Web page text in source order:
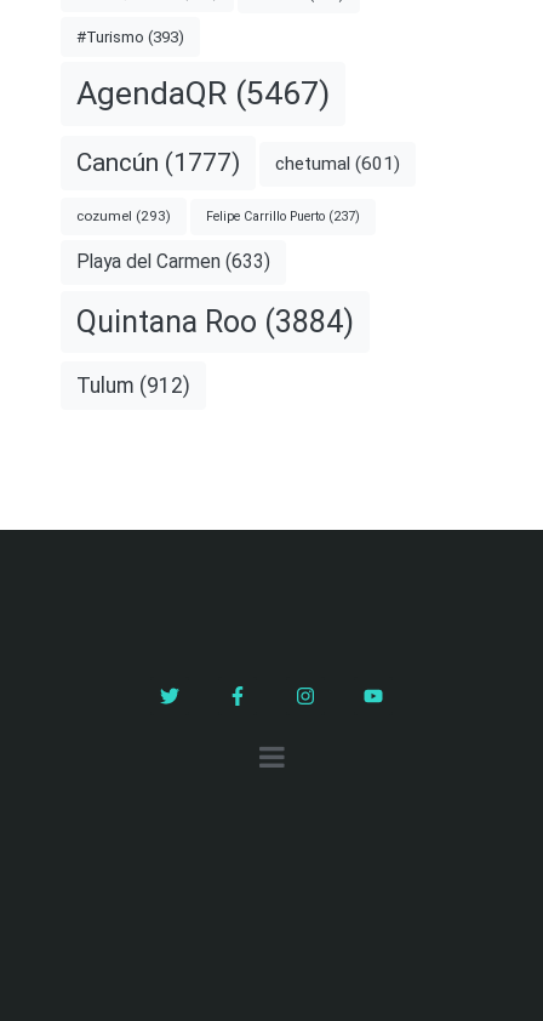
#Turismo (393)
AgendaQR (5467)
Cancún (1777) chetumal (601)
cozumel (293) Felipe Carrillo Puerto (237)
Playa del Carmen (633)
Quintana Roo (3884)
Tulum (912)